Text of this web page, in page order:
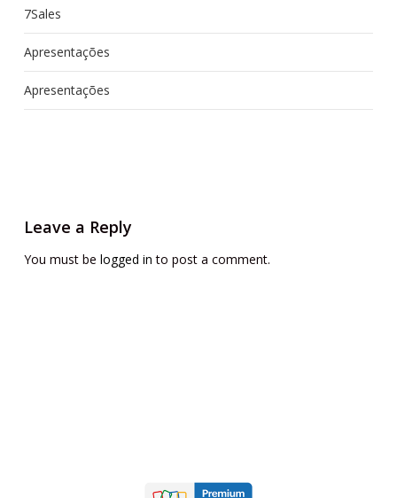
7Sales
Apresentações
Apresentações
Leave a Reply
You must be logged in to post a comment.